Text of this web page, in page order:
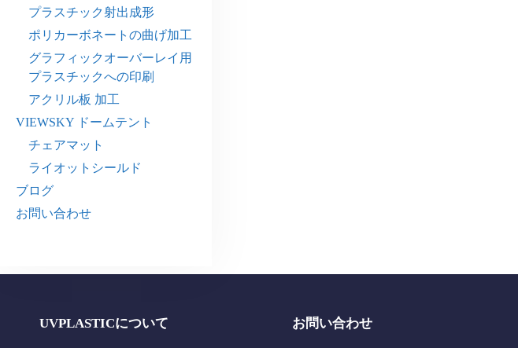
プラスチック射出成形
ポリカーボネートの曲げ加工
グラフィックオーバーレイ用
プラスチックへの印刷
アクリル板 加工
VIEWSKY ドームテント
チェアマット
ライオットシールド
ブログ
お問い合わせ
UVPLASTICについて お問い合わせ